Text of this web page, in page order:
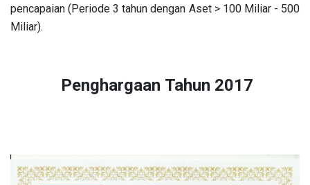
pencapaian (Periode 3 tahun dengan Aset > 100 Miliar - 500
Miliar).
Penghargaan Tahun 2017